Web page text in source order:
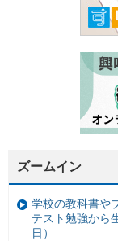
ズームイン
学校の教科書や
テスト勉強から
日）